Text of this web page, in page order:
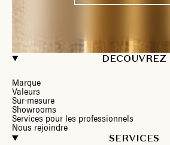
DECOUVREZ
Marque
Valeurs
Sur-mesure
Showrooms
Services pour les professionnels
Nous rejoindre
SERVICES